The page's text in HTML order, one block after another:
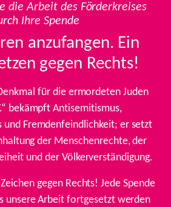
die Arbeit des Förderkreises
Ihre Spende
anzufangen. Ein
gegen Rechts!
für die ermordeten Juden
bekämpft Antisemitismus,
und Fremdenfeindlichkeit; er setzt
der Menschenrechte, der
und der Völkerverständigung.
gegen Rechts! Jede Spende
unsere Arbeit fortgesetzt werden